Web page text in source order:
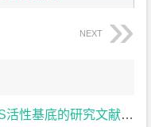
NEXT
基底的研究文献综述